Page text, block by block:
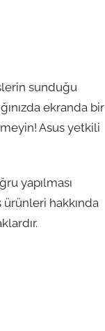
sunduğu
ekranda bir
Asus yetkili
yapılması
hakkında